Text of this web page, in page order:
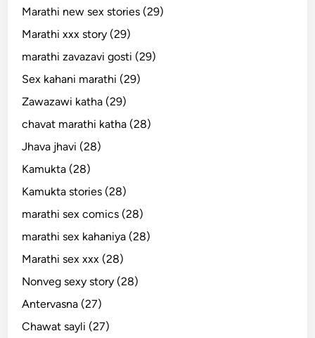
Marathi new sex stories (29)
Marathi xxx story (29)
marathi zavazavi gosti (29)
Sex kahani marathi (29)
Zawazawi katha (29)
chavat marathi katha (28)
Jhava jhavi (28)
Kamukta (28)
Kamukta stories (28)
marathi sex comics (28)
marathi sex kahaniya (28)
Marathi sex xxx (28)
Nonveg sexy story (28)
Antervasna (27)
Chawat sayli (27)